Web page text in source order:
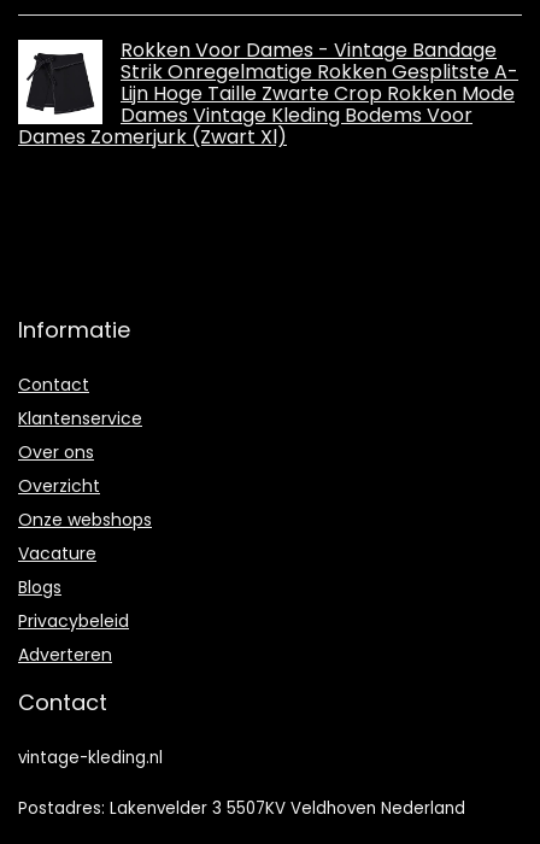
Rokken Voor Dames - Vintage Bandage
Strik Onregelmatige Rokken Gesplitste A-
Lijn Hoge Taille Zwarte Crop Rokken Mode
Dames Vintage Kleding Bodems Voor
Dames Zomerjurk (Zwart Xl)
Informatie
Contact
Klantenservice
Over ons
Overzicht
Onze webshops
Vacature
Blogs
Privacybeleid
Adverteren
Contact
vintage-kleding.nl
Postadres: Lakenvelder 3 5507KV Veldhoven Nederland